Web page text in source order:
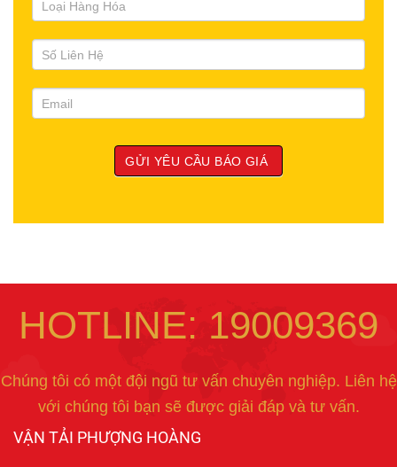
HOTLINE: 19009369
Chúng tôi có một đội ngũ tư vấn chuyên nghiệp. Liên hệ
với chúng tôi bạn sẽ được giải đáp và tư vấn.
VẬN TẢI PHƯỢNG HOÀNG